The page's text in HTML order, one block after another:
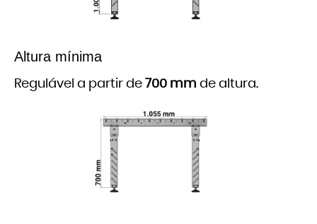
Altura mínima
Regulável a partir de 700 mm de altura.